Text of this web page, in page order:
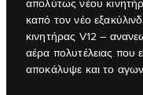
απολύτως νέου
καπό τον νέο
κινητήρας V12 –
αέρα πολυτέλειας που
αποκάλυψε και το